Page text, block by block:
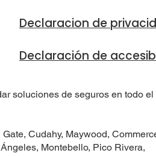
Declaracion de
Declaración de
soluciones de seguros en todo el
Cudahy, Maywood,
Montebello, Pico Rivera,